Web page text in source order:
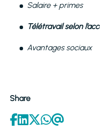
Salaire + primes
Télétravail selon
Avantages sociaux
Share